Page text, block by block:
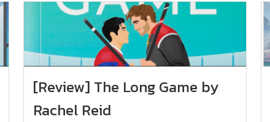
homeในใจฉัน ตัวตนคุณก็ยังอบอ...
[Review] The Long Game by
Rachel Reid